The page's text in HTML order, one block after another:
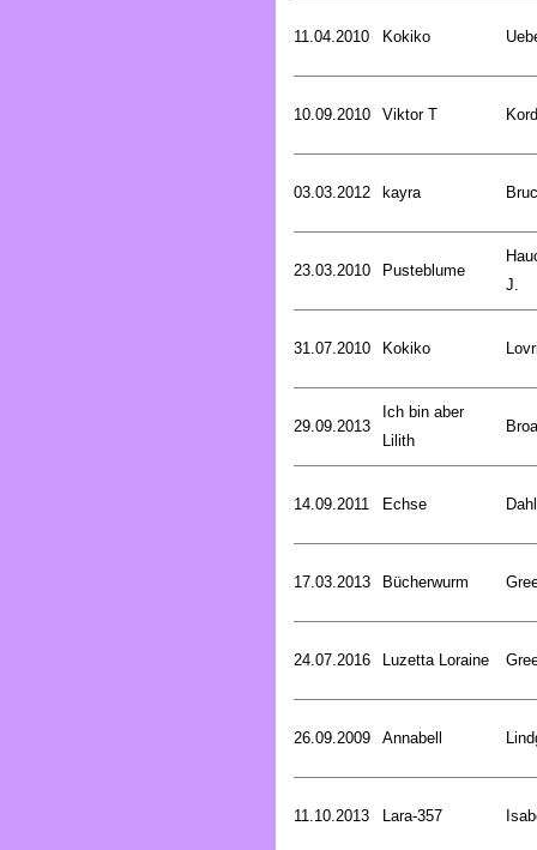
11.04.2010 Kokiko
10.09.2010 Viktor T
03.03.2012 kayra
23.03.2010 Pusteblume
J.
31.07.2010 Kokiko
29.09.2013
Ich bin aber
Lilith
14.09.2011 Echse
17.03.2013 Bücherwurm
24.07.2016 Luzetta Loraine
26.09.2009 Annabell
11.10.2013 Lara-357